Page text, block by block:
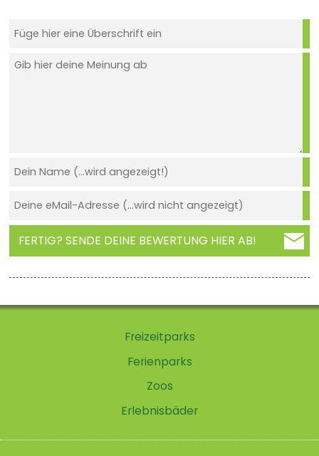
FERTIG? SENDE DEINE BEWERTUNG HIER AB!
Freizeitparks
Ferienparks
Zoos
Erlebnisbäder